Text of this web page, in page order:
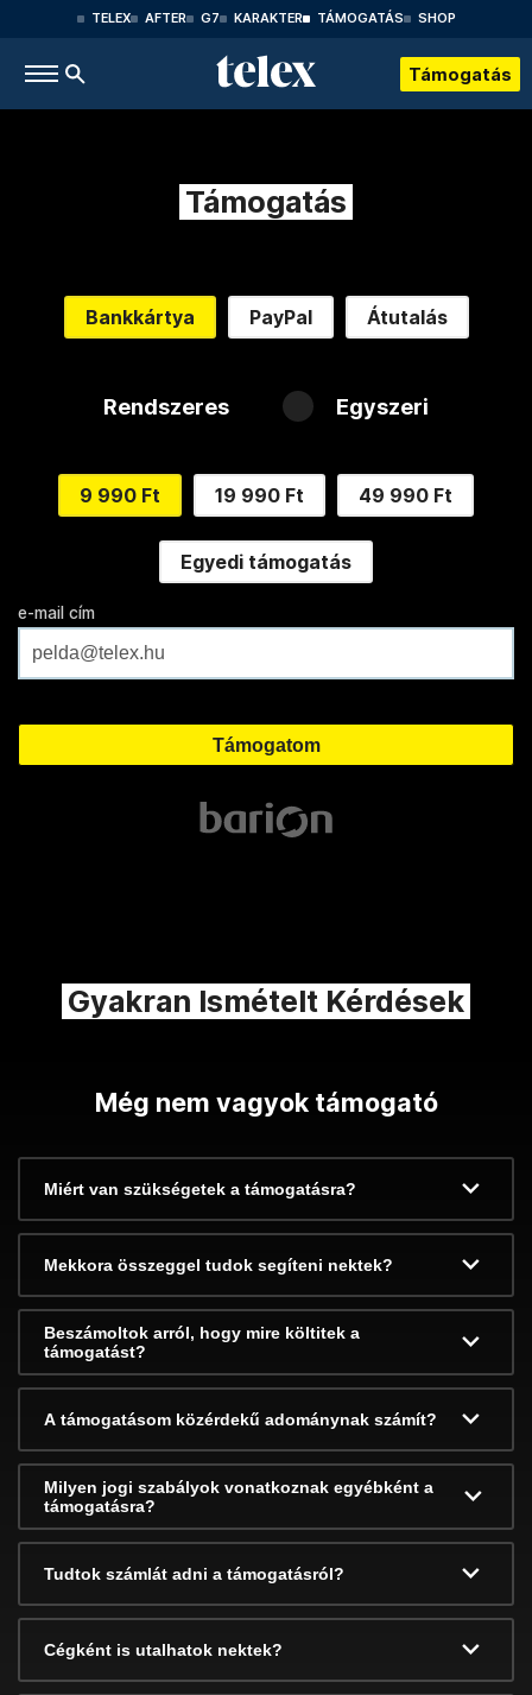
TELEX AFTER G7 KARAKTER TÁMOGATÁS SHOP
Támogatás
Támogatás
Bankkártya PayPal Átutalás
Rendszeres Egyszeri
9 990 Ft 19 990 Ft 49 990 Ft
Egyedi támogatás
e-mail cím
Gyakran Ismételt Kérdések
Még nem vagyok támogató
Miért van szükségetek a támogatásra?
Mekkora összeggel tudok segíteni nektek?
Beszámoltok arról, hogy mire költitek a
támogatást?
A támogatásom közérdekű adománynak számít?
Milyen jogi szabályok vonatkoznak egyébként a
támogatásra?
Tudtok számlát adni a támogatásról?
Cégként is utalhatok nektek?